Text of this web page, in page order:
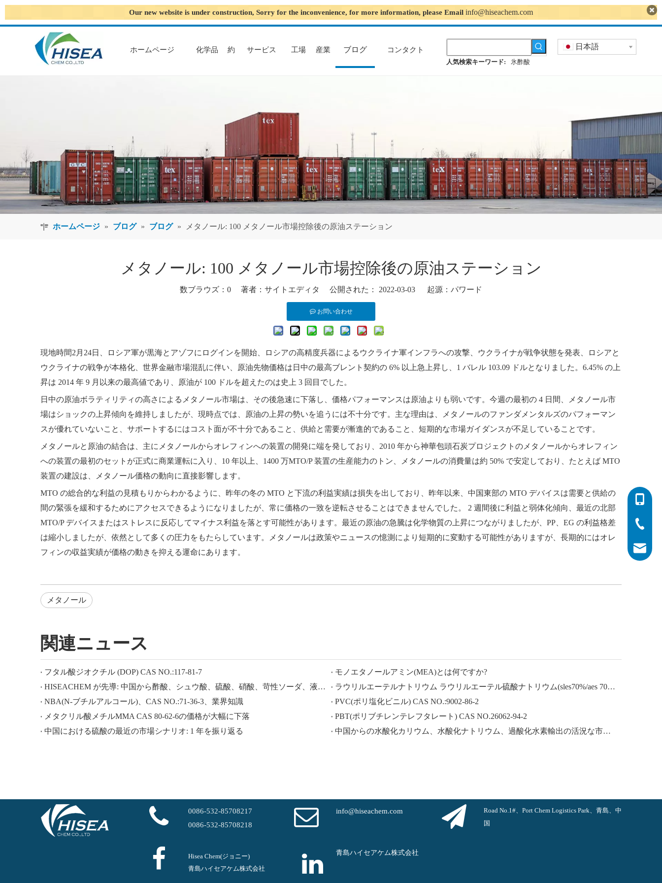
Our new website is under construction, Sorry for the inconvenience, for more information, please Email info@hiseachem.com
ホームページ 化学品 約 サービス 工場 産業 ブログ コンタクト
人気検索キーワード: 氷酢酸
日本語
ホームページ » ブログ » ブログ » メタノール: 100 メタノール市場控除後の原油ステーション
メタノール: 100 メタノール市場控除後の原油ステーション
数ブラウズ： 0 著者：サイトエディタ 公開された： 2022-03-03 起源： パワード
お問い合わせ
現地時間2月24日、ロシア軍が黒海とアゾフにログインを開始、ロシアの高精度兵器によるウクライナ軍インフラへの攻撃、ウクライナが戦争状態を発表、ロシアと
ウクライナの戦争が本格化、世界金融市場混乱に伴い、原油先物価格は日中の最高ブレント契約の 6% 以上急上昇し、1 バレル 103.09 ドルとなりました。6.45% の上
昇は 2014 年 9 月以来の最高値であり、原油が 100 ドルを超えたのは史上 3 回目でした。
日中の原油ボラティリティの高さによるメタノール市場は、その後急速に下落し、価格パフォーマンスは原油よりも弱いです。今週の最初の 4 日間、メタノール市
場はショックの上昇傾向を維持しましたが、現時点では、原油の上昇の勢いを追うには不十分です。主な理由は、メタノールのファンダメンタルズのパフォーマン
スが優れていないこと、サポートするにはコスト面が不十分であること、供給と需要が漸進的であること、短期的な市場ガイダンスが不足していることです。
メタノールと原油の結合は、主にメタノールからオレフィンへの装置の開発に端を発しており、2010 年から神華包頭石炭プロジェクトのメタノールからオレフィン
への装置の最初のセットが正式に商業運転に入り、10 年以上、1400 万MTO/P 装置の生産能力のトン、メタノールの消費量は約 50% で安定しており、たとえば MTO
装置の建設は、メタノール価格の動向に直接影響します。
MTO の総合的な利益の見積もりからわかるように、昨年の冬の MTO と下流の利益実績は損失を出しており、昨年以来、中国東部の MTO デバイスは需要と供給の
間の緊張を緩和するためにアクセスできるようになりましたが、常に価格の一致を逆転させることはできませんでした。 2 週間後に利益と弱体化傾向、最近の北部
MTO/P デバイスまたはストレスに反応してマイナス利益を落とす可能性があります。最近の原油の急騰は化学物質の上昇につながりましたが、PP、EG の利益格差
は縮小しましたが、依然として多くの圧力をもたらしています。メタノールは政策やニュースの憶測により短期的に変動する可能性がありますが、長期的にはオレ
フィンの収益実績が価格の動きを抑える運命にあります。
メタノール
関連ニュース
フタル酸ジオクチル (DOP) CAS NO.:117-81-7
モノエタノールアミン(MEA)とは何ですか?
HISEACHEM が先導: 中国から酢酸、シュウ酸、硫酸、硝酸、苛性ソーダ、液体アルカリ、メタ重亜硫酸ナトリウムの輸出で最近成功
ラウリルエーテルナトリウム ラウリルエーテル硫酸ナトリウム(sles70%/aes 70%) CAS NO.: 68585-34-2sles70%/aes 70%) CAS NO.: 68585-34-2
NBA(N-ブチルアルコール)、CAS NO.:71-36-3、業界知識
PVC(ポリ塩化ビニル) CAS NO.:9002-86-2
メタクリル酸メチルMMA CAS 80-62-6の価格が大幅に下落
PBT(ポリブチレンテレフタレート) CAS NO.26062-94-2
中国における硫酸の最近の市場シナリオ: 1 年を振り返る
中国からの水酸化カリウム、水酸化ナトリウム、過酸化水素輸出の活況な市場：過去 1 年間の振り返り
0086-
0086-
0086-
0086-532-85708217
0086-532-85708218
info@hiseachem.com
Road No.1#、Port Chem Logistics Park、青島、中
国
Hisea Chem(ジョニー)
青島ハイセアケム株式会社
青島ハイセアケム株式会社